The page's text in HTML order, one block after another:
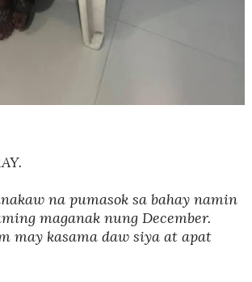
na pumasok sa bahay namin
maganak nung December.
may kasama daw siya at apat